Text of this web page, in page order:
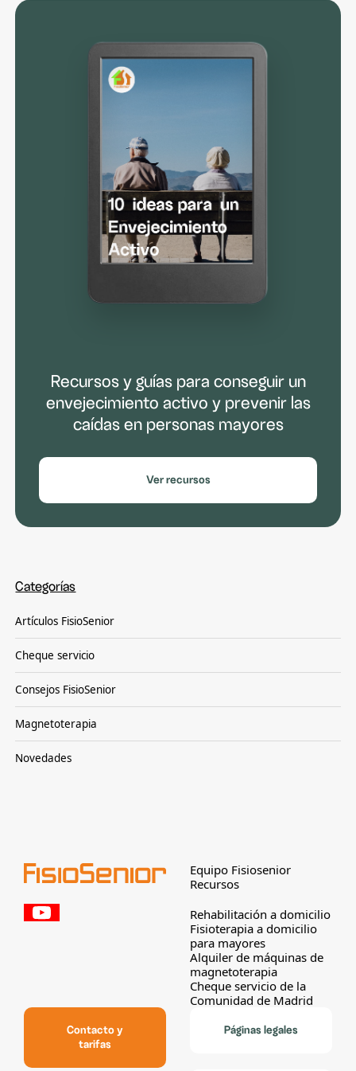
Recursos y guías para conseguir un
envejecimiento activo y prevenir las
caídas en personas mayores
Ver recursos
Categorías
Artículos FisioSenior
Cheque servicio
Consejos FisioSenior
Magnetoterapia
Novedades
Equipo Fisiosenior
Recursos
Rehabilitación a domicilio
Fisioterapia a domicilio
para mayores
Alquiler de máquinas de
magnetoterapia
Cheque servicio de la
Comunidad de Madrid
Contacto y
tarifas
Páginas legales